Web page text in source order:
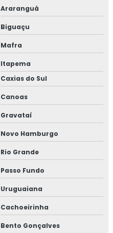
Araranguá
Biguaçu
Mafra
Itapema
Caxias do Sul
Canoas
Gravataí
Novo Hamburgo
Rio Grande
Passo Fundo
Uruguaiana
Cachoeirinha
Bento Gonçalves